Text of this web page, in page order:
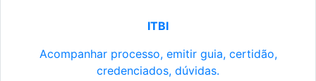
ITBI
Acompanhar processo, emitir guia, certidão,
credenciados, dúvidas.